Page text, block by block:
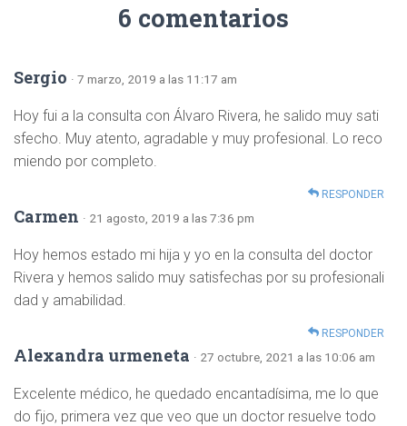
6 comentarios
Sergio · 7 marzo, 2019 a las 11:17 am
Hoy fui a la consulta con Álvaro Rivera, he salido muy sati
sfecho. Muy atento, agradable y muy profesional. Lo reco
miendo por completo.
RESPONDER
Carmen · 21 agosto, 2019 a las 7:36 pm
Hoy hemos estado mi hija y yo en la consulta del doctor
Rivera y hemos salido muy satisfechas por su profesionali
dad y amabilidad.
RESPONDER
Alexandra urmeneta · 27 octubre, 2021 a las 10:06 am
Excelente médico, he quedado encantadísima, me lo que
do fijo, primera vez que veo que un doctor resuelve todo